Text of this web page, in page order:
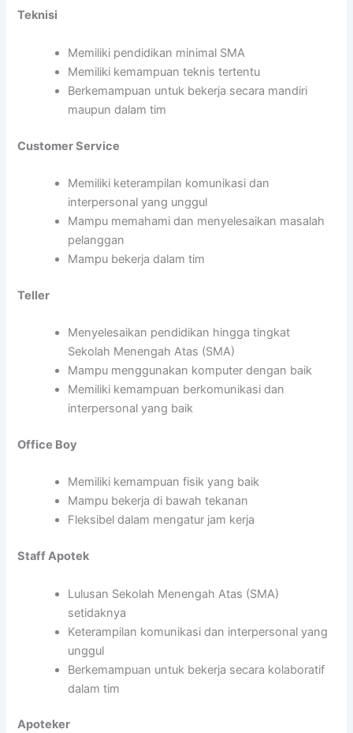
Teknisi
Memiliki pendidikan minimal SMA
Memiliki kemampuan teknis tertentu
Berkemampuan untuk bekerja secara mandiri
maupun dalam tim
Customer Service
Memiliki keterampilan komunikasi dan
interpersonal yang unggul
Mampu memahami dan menyelesaikan masalah
pelanggan
Mampu bekerja dalam tim
Teller
Menyelesaikan pendidikan hingga tingkat
Sekolah Menengah Atas (SMA)
Mampu menggunakan komputer dengan baik
Memiliki kemampuan berkomunikasi dan
interpersonal yang baik
Office Boy
Memiliki kemampuan fisik yang baik
Mampu bekerja di bawah tekanan
Fleksibel dalam mengatur jam kerja
Staff Apotek
Lulusan Sekolah Menengah Atas (SMA)
setidaknya
Keterampilan komunikasi dan interpersonal yang
unggul
Berkemampuan untuk bekerja secara kolaboratif
dalam tim
Apoteker